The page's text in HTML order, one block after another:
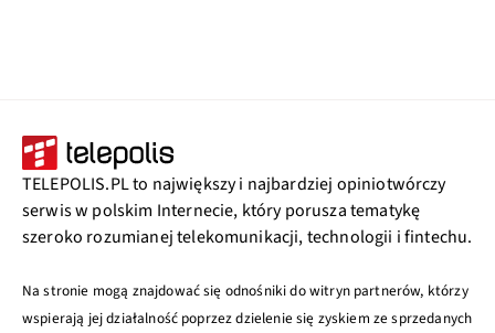
TELEPOLIS.PL to największy i najbardziej opiniotwórczy
serwis w polskim Internecie, który porusza tematykę
szeroko rozumianej telekomunikacji, technologii i fintechu.
Na stronie mogą znajdować się odnośniki do witryn partnerów, którzy
wspierają jej działalność poprzez dzielenie się zyskiem ze sprzedanych